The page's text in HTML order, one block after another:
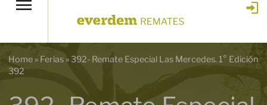
Home» Ferias»392- Remate Especial Las Mercedes. 1° Edición
392